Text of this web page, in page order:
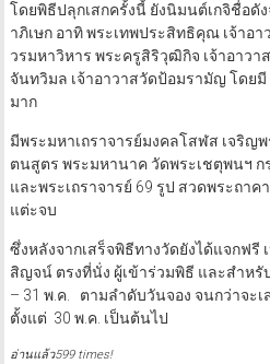
โดยพิธีปลุกเสกครั้งนี้ ยังนิมนต์เกจิชื่อดั
าภิเษก อาทิ พระเทพประสิทธิคุณ เจ้าอ
วรมหาวิหาร พระครูสิริวุฒิกิจ เจ้าอาวา
จันทวิมล เจ้าอาวาสวัดป้อมรามัญ โดย
มาก
มีพระมหาเถราจารย์มงคลโสฬส เจริ
ตนสูตร พระมหานาค วัดพระเชตุพนฯ ก
และพระเถราจารย์ 69 รูป สวดพระถ
แต่ะจบ
ซึ่งหลังจากเสร็จพิธีทางวัดยังได้แจกฟรี
สิญจน์ ตรงที่นั่ง ผู้เข้าร่วมพิธี และสำหรั
– 31 พ.ค. ตามลำดับวันจอง จนกว่าจะ
ตั้งแต่ 30 พ.ค. เป็นต้นไป
อ่านแล้ว599 times!